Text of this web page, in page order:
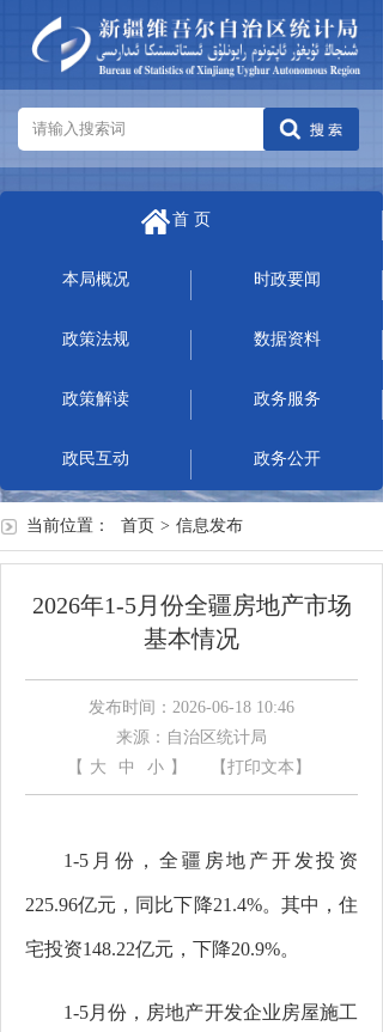
首 页
本局概况 时政要闻
政策法规 数据资料
政策解读 政务服务
政民互动 政务公开
当前位置： 首页 > 信息发布
2026年1-5月份全疆房地产市场
基本情况
发布时间：2026-06-18 10:46
来源：自治区统计局
【 大 中 小 】 【打印文本】
1-5 月份，全疆房地产开发投资
225.96亿元，同比下降21.4%。其中，住
宅投资148.22亿元，下降20.9%。
1-5月份，房地产开发企业房屋施工